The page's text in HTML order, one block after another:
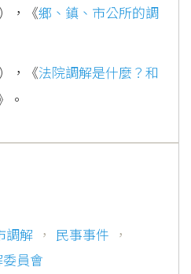
，《鄉、鎮、市公所的調
，《法院調解是什麼？和
。
調解 ， 民事事件 ，
員會